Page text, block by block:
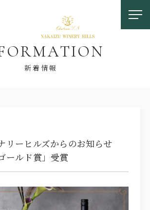
83-5116
中伊豆ワイナリーの特徴
ORMATION
新着情報
リーヒルズからのお知らせ
ールド賞」受賞